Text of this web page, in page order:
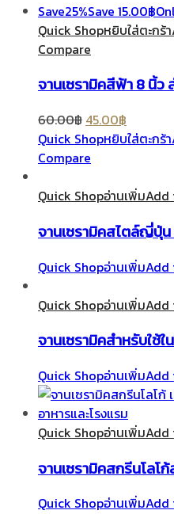
Save25%Save 15.00฿
Quick Shopหยิบใส่ตะกร้า
Compare
จานเซรามิคสีฟ้า 8 นิ้ว
60.00฿ 45.00฿
Quick Shopหยิบใส่ตะกร้า
Compare
Quick Shopอ่านเพิ่มAdd
จานเซรามิคสไตล์ญี่ปุ่
Quick Shopอ่านเพิ่มAdd
Quick Shopอ่านเพิ่มAdd
จานเซรามิคสำหรับใช้ใ
Quick Shopอ่านเพิ่มAdd
Quick Shopอ่านเพิ่มAdd
จานเซรามิคสกรีนโลโ
Quick Shopอ่านเพิ่มAdd